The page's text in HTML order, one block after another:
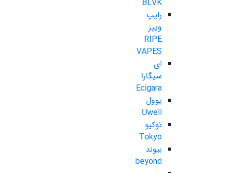
BLVK
رایپ
ویپز
RIPE
VAPES
ای
سیگارا
Ecigara
یوول
Uwell
توکیو
Tokyo
بیوند
beyond